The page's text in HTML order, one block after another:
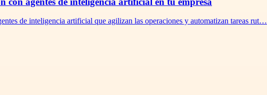
de inteligencia artificial que agilizan las operaciones y automatizan tareas rut…